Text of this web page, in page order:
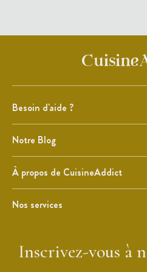
Besoin d'aide ?
Notre Blog
À propos de CuisineAddict
Nos services
Inscrivez-vous à